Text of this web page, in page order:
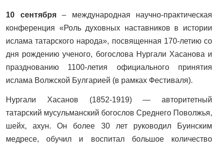
10 сентября– международная научно-практическая
конференция «Роль духовных наставников в истории
ислама татарского народа», посвященная 170-летию со
дня рождению ученого, богослова Нургали Хасанова и
празднованию 1100-летия официального принятия
ислама Волжской Булгарией (в рамках Фестиваля).
Нургали Хасанов (1852-1919) — авторитетный
татарский мусульманский богослов Среднего Поволжья,
шейх, ахун. Он более 30 лет руководил Буинским
медресе, обучил и воспитал большое количество